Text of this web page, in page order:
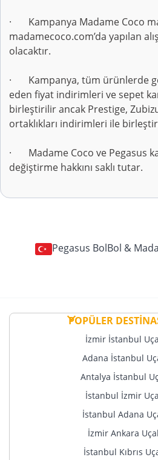
· Kampanya Madame Coco
madamecoco.com’da yapılan
olacaktır.
· Kampanya, tüm ürünlerde
eden fiyat indirimleri ve sepet
birleştirilir ancak Prestige,
ortaklıkları indirimleri ile
· Madame Coco ve Pegasus
değiştirme hakkını saklı tutar.
Pegasus BolBol &
POPÜLER
İzmir İstanbul
Adana İstanbul
Antalya İstanbul
İstanbul İzmir
İstanbul Adana
İzmir Ankara
İstanbul Kıbrıs